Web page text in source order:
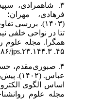
محمدرضا؛
شهریار.
مغزی آلفا و
تفکر واگرا و
همگرا. مجله علوم روانشناختی، ۲۳ (۱۴۴)، ۶۱–
شفائی،
شخصیتی بر
افراد سالم.
مجله علوم روانشناختی، ۲۲ (۱۲۴)، ۶۶۶–۶۵۱.